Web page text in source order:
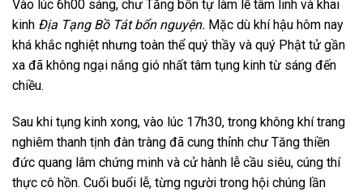
Vào lúc 6h00 sáng, chư Tăng bổn tự làm lễ tâm linh và khai
kinh Địa Tạng Bồ Tát bổn nguyện. Mặc dù khí hậu hôm nay
khá khắc nghiệt nhưng toàn thể quý thầy và quý Phật tử gần
xa đã không ngại nắng gió nhất tâm tụng kinh từ sáng đến
chiều.
Sau khi tụng kinh xong, vào lúc 17h30, trong không khí trang
nghiêm thanh tịnh đàn tràng đã cung thỉnh chư Tăng thiền
đức quang lâm chứng minh và cử hành lễ cầu siêu, cúng thí
thực cô hồn. Cuối buổi lễ, từng người trong hội chúng lần